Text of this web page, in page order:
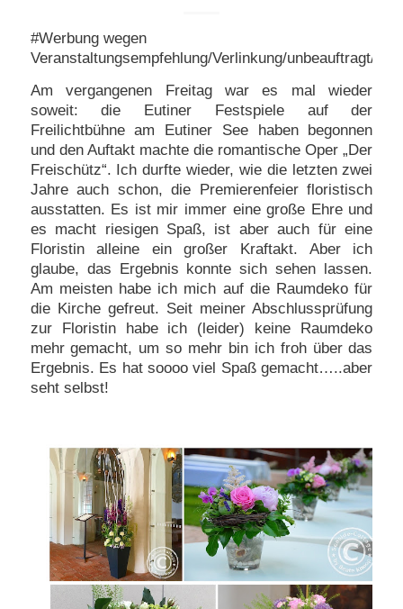
#Werbung wegen
Veranstaltungsempfehlung/Verlinkung/unbeauftragt/
Am vergangenen Freitag war es mal wieder
soweit: die Eutiner Festspiele auf der
Freilichtbühne am Eutiner See haben begonnen
und den Auftakt machte die romantische Oper „Der
Freischütz“. Ich durfte wieder, wie die letzten zwei
Jahre auch schon, die Premierenfeier floristisch
ausstatten. Es ist mir immer eine große Ehreund
es macht riesigen Spaß, ist aber auch für eine
Floristin alleine ein großer Kraftakt. Aber ich
glaube, das Ergebnis konnte sich sehen lassen.
Am meisten habe ich mich auf die Raumdeko für
die Kirche gefreut. Seit meiner Abschlussprüfung
zur Floristin habe ich (leider) keine Raumdeko
mehr gemacht, um so mehr bin ich froh über das
Ergebnis. Es hat soooo viel Spaß gemacht…..aber
seht selbst!